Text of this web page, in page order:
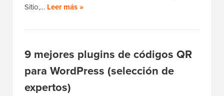
Sitio,… Leer más »
9 mejores plugins de códigos QR
para WordPress (selección de
expertos)